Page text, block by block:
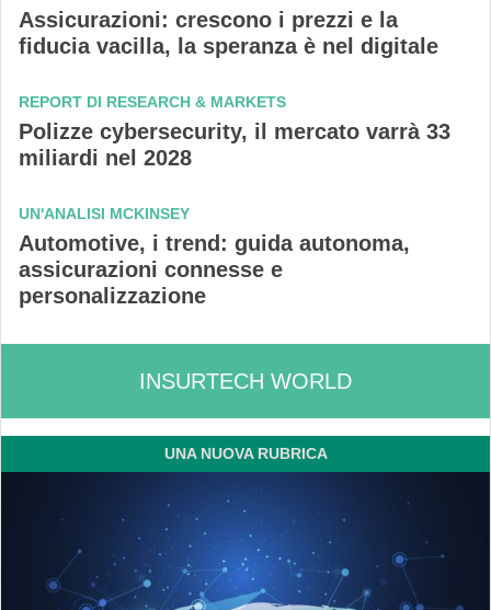
Assicurazioni: crescono i prezzi e la
fiducia vacilla, la speranza è nel digitale
REPORT DI RESEARCH & MARKETS
Polizze cybersecurity, il mercato varrà 33
miliardi nel 2028
UN'ANALISI MCKINSEY
Automotive, i trend: guida autonoma,
assicurazioni connesse e
personalizzazione
INSURTECH WORLD
UNA NUOVA RUBRICA